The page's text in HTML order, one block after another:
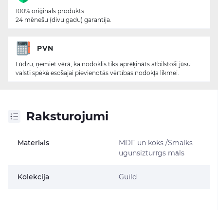
Raksturojumi
Materiāls
MDF un koks /Smalks
ugunsizturīgs māls
Kolekcija Guild
100% oriģināls produkts
24 mēnešu (divu gadu) garantija.
PVN
Lūdzu, ņemiet vērā, ka nodoklis tiks aprēķināts atbilstoši jūsu
valstī spēkā esošajai pievienotās vērtības nodokļa likmei.